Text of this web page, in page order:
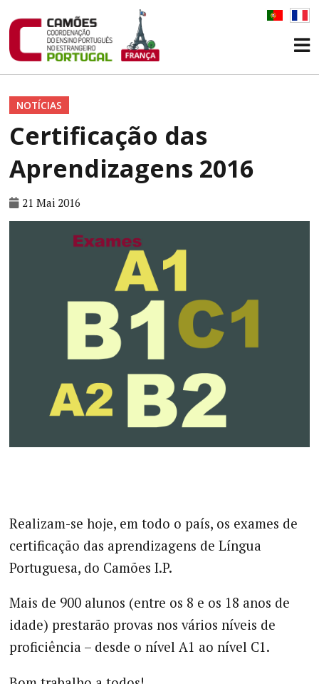
NOTÍCIAS
Certificação das
Aprendizagens 2016
21 Mai 2016
Realizam-se hoje, em todo o país, os exames de
certificação das aprendizagens de Língua
Portuguesa, do Camões I.P.
Mais de 900 alunos (entre os 8 e os 18 anos de
idade) prestarão provas nos vários níveis de
proficiência – desde o nível A1 ao nível C1.